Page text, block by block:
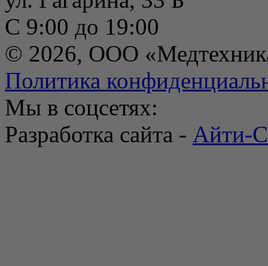
С 9:00 до 19:00
© 2026, ООО
Политика
Мы в соцсетях:
Разработка сайта - Айти-